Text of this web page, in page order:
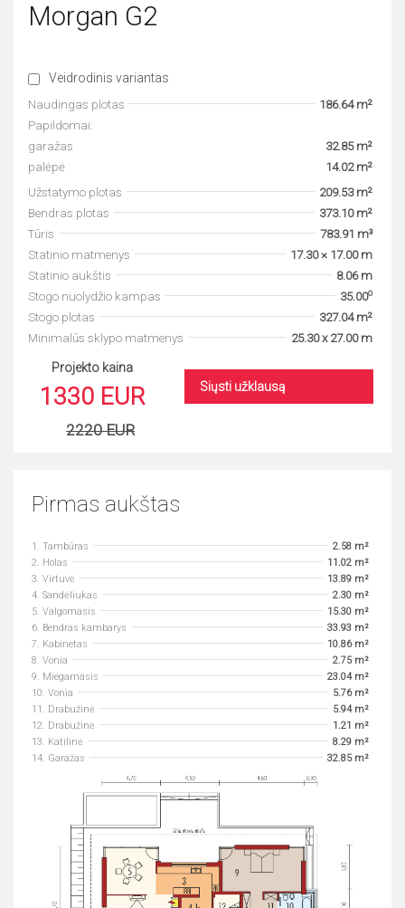
Morgan G2
Veidrodinis variantas
Naudingas plotas
186.64 m²
Papildomai:
garažas
32.85 m²
palėpė
14.02 m²
Užstatymo plotas
209.53 m²
Bendras plotas
373.10 m²
Tūris
783.91 m³
Statinio matmenys
17.30 × 17.00 m
Statinio aukštis
8.06 m
Stogo nuolydžio kampas
35.00o
Stogo plotas
327.04 m²
Minimalūs sklypo matmenys
25.30 x 27.00 m
Projekto kaina
1330 EUR
2220 EUR
Siųsti užklausą
Pirmas aukštas
1. Tambūras
2.58 m²
2. Holas
11.02 m²
3. Virtuvė
13.89 m²
4. Sandėliukas
2.30 m²
5. Valgomasis
15.30 m²
6. Bendras kambarys
33.93 m²
7. Kabinetas
10.86 m²
8. Vonia
2.75 m²
9. Miegamasis
23.04 m²
10. Vonia
5.76 m²
11. Drabužinė
5.94 m²
12. Drabužinė
1.21 m²
13. Katilinė
8.29 m²
14. Garažas
32.85 m²